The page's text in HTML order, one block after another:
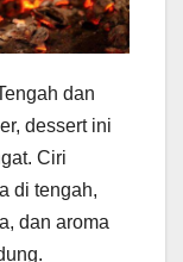
dan
dessert ini
Ciri
di tengah,
dan aroma